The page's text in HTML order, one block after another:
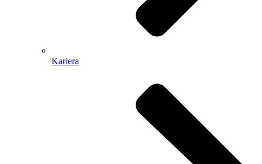
Kariera